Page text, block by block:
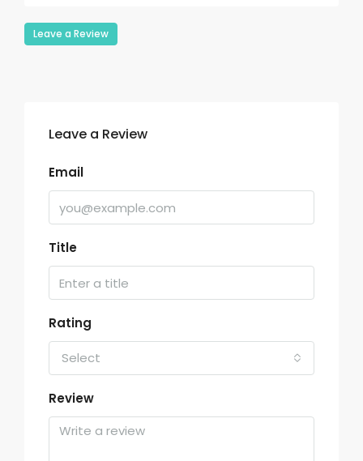
Leave a Review
Leave a Review
Email
Title
Rating
Select
Review